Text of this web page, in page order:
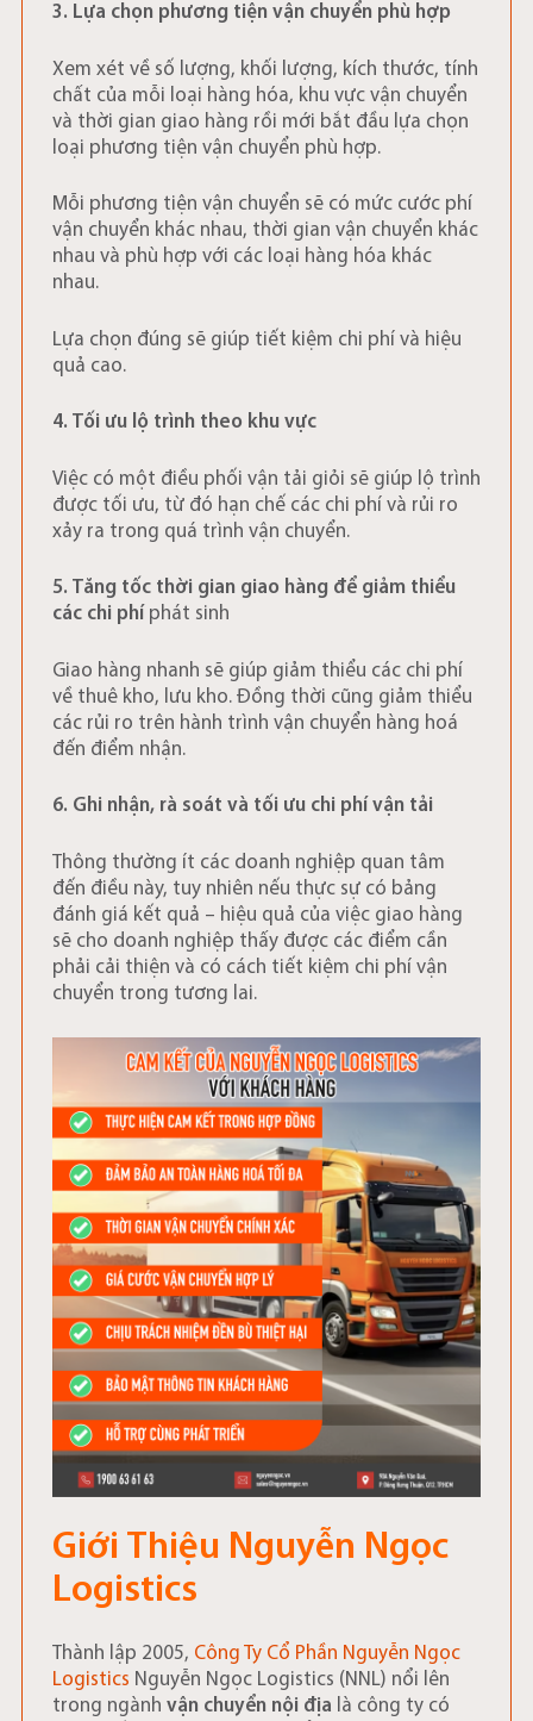
3. Lựa chọn phương tiện vận chuyển phù hợp
Xem xét về số lượng, khối lượng, kích thước, tính
chất của mỗi loại hàng hóa, khu vực vận chuyển
và thời gian giao hàng rồi mới bắt đầu lựa chọn
loại phương tiện vận chuyển phù hợp.
Mỗi phương tiện vận chuyển sẽ có mức cước phí
vận chuyển khác nhau, thời gian vận chuyển khác
nhau và phù hợp với các loại hàng hóa khác
nhau.
Lựa chọn đúng sẽ giúp tiết kiệm chi phí và hiệu
quả cao.
4. Tối ưu lộ trình theo khu vực
Việc có một điều phối vận tải giỏi sẽ giúp lộ trình
được tối ưu, từ đó hạn chế các chi phí và rủi ro
xảy ra trong quá trình vận chuyển.
5. Tăng tốc thời gian giao hàng để giảm thiểu
các chi phí phát sinh
Giao hàng nhanh sẽ giúp giảm thiểu các chi phí
về thuê kho, lưu kho. Đồng thời cũng giảm thiểu
các rủi ro trên hành trình vận chuyển hàng hoá
đến điểm nhận.
6. Ghi nhận, rà soát và tối ưu chi phí vận tải
Thông thường ít các doanh nghiệp quan tâm
đến điều này, tuy nhiên nếu thực sự có bảng
đánh giá kết quả – hiệu quả của việc giao hàng
sẽ cho doanh nghiệp thấy được các điểm cần
phải cải thiện và có cách tiết kiệm chi phí vận
chuyển trong tương lai.
Giới Thiệu Nguyễn Ngọc
Logistics
Thành lập 2005, Công Ty Cổ Phần Nguyễn Ngọc
Logistics Nguyễn Ngọc Logistics (NNL) nổi lên
trong ngành vận chuyển nội địa là công ty có